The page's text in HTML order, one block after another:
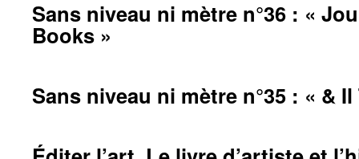
Sans niveau ni mètre n°36 : «
Books »
Sans niveau ni mètre n°35 : « &